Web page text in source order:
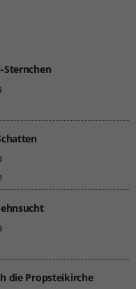
Sternchen
die Propsteikirche